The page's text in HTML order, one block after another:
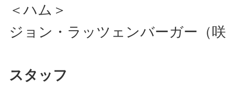
＜ハム＞
ジョン・ラッツェンバーガー（
スタッフ